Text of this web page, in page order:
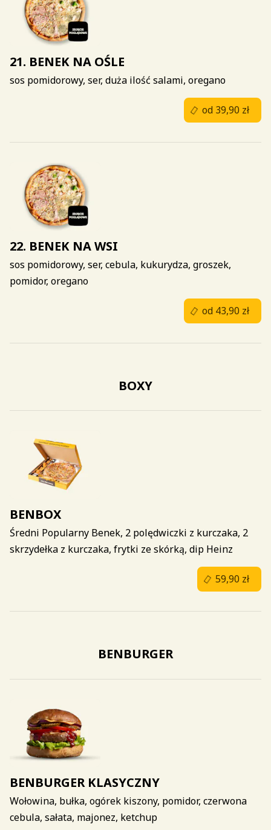
21. BENEK NA OŚLE
sos pomidorowy, ser, duża ilość salami, oregano
22. BENEK NA WSI
sos pomidorowy, ser, cebula, kukurydza, groszek,
pomidor, oregano
BOXY
BENBOX
Średni Popularny Benek, 2 polędwiczki z kurczaka, 2
skrzydełka z kurczaka, frytki ze skórką, dip Heinz
BENBURGER
BENBURGER KLASYCZNY
Wołowina, bułka, ogórek kiszony, pomidor, czerwona
cebula, sałata, majonez, ketchup